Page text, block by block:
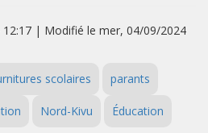
| Modifié le mer, 04/09/2024
scolaires parants
Nord-Kivu Éducation